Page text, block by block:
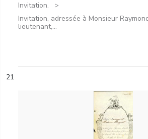
Invitation.
Invitation, adressée à Monsieur
lieutenant,...
21